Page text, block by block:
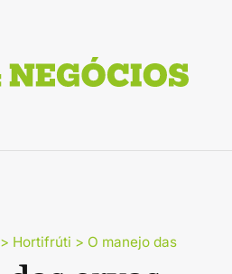
> Hortifrúti > O manejo das